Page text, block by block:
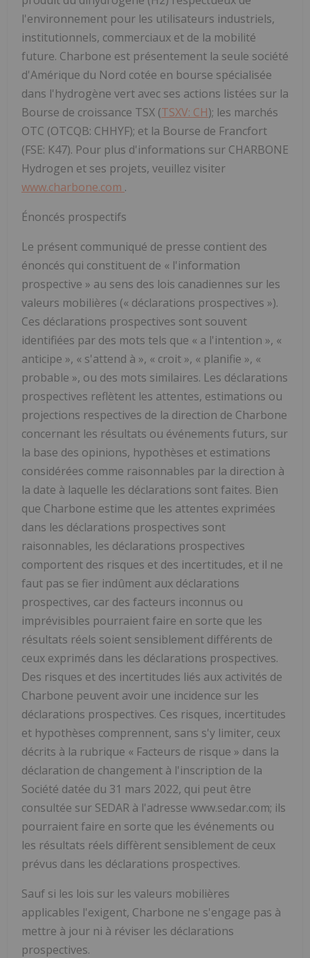
l'environnement pour les utilisateurs industriels,
institutionnels, commerciaux et de la mobilité
future. Charbone est présentement la seule société
d'Amérique du Nord cotée en bourse spécialisée
dans l'hydrogène vert avec ses actions listées sur la
Bourse de croissance TSX (TSXV: CH); les marchés
OTC (OTCQB: CHHYF); et la Bourse de Francfort
(FSE: K47). Pour plus d'informations sur CHARBONE
Hydrogen et ses projets, veuillez visiter
www.charbone.com .
Énoncés prospectifs
Le présent communiqué de presse contient des
énoncés qui constituent de « l'information
prospective » au sens des lois canadiennes sur les
valeurs mobilières (« déclarations prospectives »).
Ces déclarations prospectives sont souvent
identifiées par des mots tels que « a l'intention », «
anticipe », « s'attend à », « croit », « planifie », «
probable », ou des mots similaires. Les déclarations
prospectives reflètent les attentes, estimations ou
projections respectives de la direction de Charbone
concernant les résultats ou événements futurs, sur
la base des opinions, hypothèses et estimations
considérées comme raisonnables par la direction à
la date à laquelle les déclarations sont faites. Bien
que Charbone estime que les attentes exprimées
dans les déclarations prospectives sont
raisonnables, les déclarations prospectives
comportent des risques et des incertitudes, et il ne
faut pas se fier indûment aux déclarations
prospectives, car des facteurs inconnus ou
imprévisibles pourraient faire en sorte que les
résultats réels soient sensiblement différents de
ceux exprimés dans les déclarations prospectives.
Des risques et des incertitudes liés aux activités de
Charbone peuvent avoir une incidence sur les
déclarations prospectives. Ces risques, incertitudes
et hypothèses comprennent, sans s'y limiter, ceux
décrits à la rubrique « Facteurs de risque » dans la
déclaration de changement à l'inscription de la
Société datée du 31 mars 2022, qui peut être
consultée sur SEDAR à l'adresse www.sedar.com; ils
pourraient faire en sorte que les événements ou
les résultats réels diffèrent sensiblement de ceux
prévus dans les déclarations prospectives.
Sauf si les lois sur les valeurs mobilières
applicables l'exigent, Charbone ne s'engage pas à
mettre à jour ni à réviser les déclarations
prospectives.